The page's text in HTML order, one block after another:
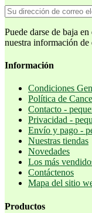
Puede darse de baja
nuestra información
Información
Condiciones
Política de
Contacto -
Privacidad -
Envío y pago -
Nuestras tiendas
Novedades
Los más
Contáctenos
Mapa del sitio
Productos